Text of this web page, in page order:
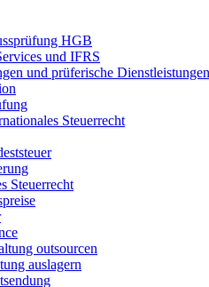
HGB
und IFRS
und prüferische Dienstleistungen
Steuerrecht
Steuerrecht
outsourcen
auslagern